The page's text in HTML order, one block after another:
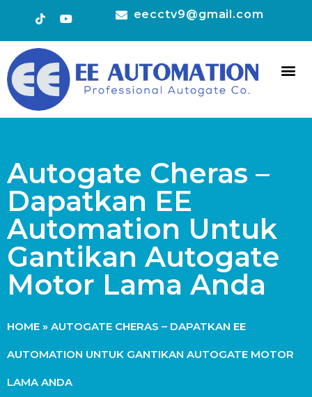
eecctv9@gmail.com
Autogate Cheras –
Dapatkan EE
Automation Untuk
Gantikan Autogate
Motor Lama Anda
HOME » AUTOGATE CHERAS – DAPATKAN EE
AUTOMATION UNTUK GANTIKAN AUTOGATE MOTOR
LAMA ANDA